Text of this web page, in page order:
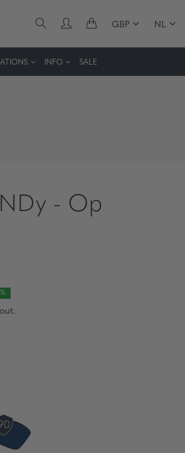
GBP NL
INFO SALE
- Op